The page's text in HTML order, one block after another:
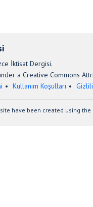
İktisat Dergisi.
a Creative Commons
Kullanım Koşulları
have been created using the